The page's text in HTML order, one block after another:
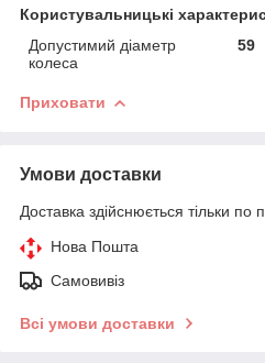
Користувальницькі
Допустимий діаметр
колеса
59
Приховати
Умови доставки
Доставка здійснюється тільки по
Нова Пошта
Самовивіз
Всі умови доставки